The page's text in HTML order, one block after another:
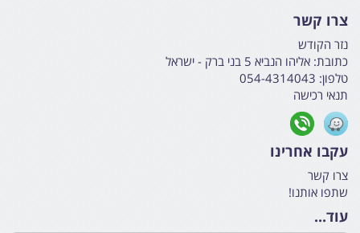
צרו קשר
נזר הקודש
כתובת: אליהו הנביא 5 בני ברק - ישראל
טלפון: 054-4314043
תנאי רכישה
עקבו אחרינו
צרו קשר
שתפו אותנו!
עוד...